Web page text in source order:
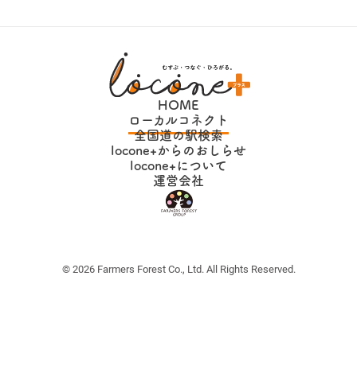
HOME
ローカルコネクト
全国道の駅検索
locone+からのおしらせ
locone+について
運営会社
© 2026 Farmers Forest Co., Ltd. All Rights Reserved.